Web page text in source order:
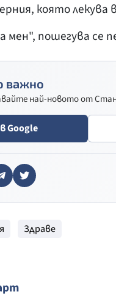
която
пошегува се
важно
най-новото от
Google
Здраве